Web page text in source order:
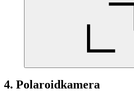
4. Polaroidkamera